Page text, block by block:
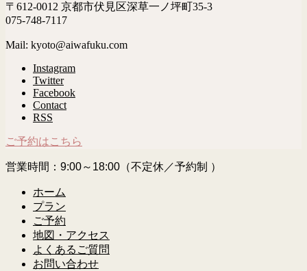
〒612-0012 京都市伏見区深草一ノ坪町35-3
075-748-7117
Mail: kyoto@aiwafuku.com
Instagram
Twitter
Facebook
Contact
RSS
ご予約はこちら
営業時間：9:00～18:00（不定休／予約制 ）
ホーム
プラン
ご予約
地図・アクセス
よくあるご質問
お問い合わせ